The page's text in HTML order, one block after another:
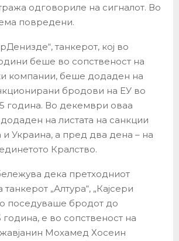
одговориле на сигналот. Во
повредени.
танкерот, кој во
беше во сопственост на
компании, беше додаден на
бродови на ЕУ во
година. Во декември оваа
на листата на санкции
и Украина, а пред два дена – на
Кралство.
дека претходниот
„Алтура“, „Кајсери
поседуваше бродот до
е во сопственост на
Мохамед Хосеин